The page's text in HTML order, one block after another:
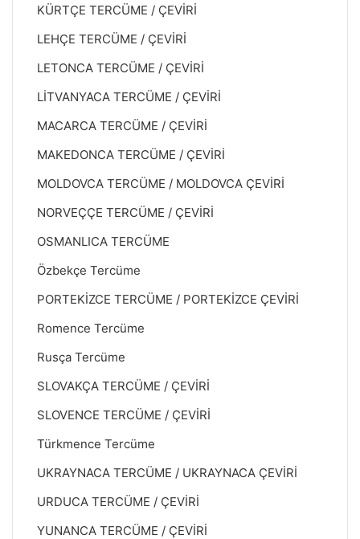
KÜRTÇE TERCÜME / ÇEVİRİ
LEHÇE TERCÜME / ÇEVİRİ
LETONCA TERCÜME / ÇEVİRİ
LİTVANYACA TERCÜME / ÇEVİRİ
MACARCA TERCÜME / ÇEVİRİ
MAKEDONCA TERCÜME / ÇEVİRİ
MOLDOVCA TERCÜME / MOLDOVCA ÇEVİRİ
NORVEÇÇE TERCÜME / ÇEVİRİ
OSMANLICA TERCÜME
Özbekçe Tercüme
PORTEKİZCE TERCÜME / PORTEKİZCE ÇEVİRİ
Romence Tercüme
Rusça Tercüme
SLOVAKÇA TERCÜME / ÇEVİRİ
SLOVENCE TERCÜME / ÇEVİRİ
Türkmence Tercüme
UKRAYNACA TERCÜME / UKRAYNACA ÇEVİRİ
URDUCA TERCÜME / ÇEVİRİ
YUNANCA TERCÜME / ÇEVİRİ